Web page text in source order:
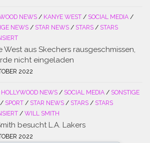
NEWS / KANYE WEST / SOCIAL MEDIA /
NEWS / STAR NEWS / STARS / STARS
West aus Skechers rausgeschmissen,
nicht eingeladen
2022
HOLLYWOOD NEWS / SOCIAL MEDIA / SONSTIGE
/ SPORT / STAR NEWS / STARS / STARS
/ WILL SMITH
besucht L.A. Lakers
2022